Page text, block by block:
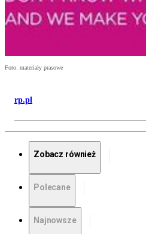
Foto: materiały prasowe
rp.pl
Zobacz również
Polecane
Najnowsze